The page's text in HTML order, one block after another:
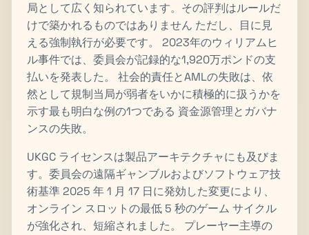
局として広く知られています。その評判はルールだ
けで築かれるものではありません ただし、目に見
える強制執行が必要です。 2023年のウィリアムヒ
ル事件では、委員会が記録的な1,920万ポンドの支
払いを発表した。 社会的責任とAMLの失敗は、依
然として規制当局が弱者をいかに積極的に扱うかを
示す最も明白な例の1つである 資金源管理とガバナ
ンスの失敗。
UKGC ライセンスは製品アーキテクチャにも及びま
す。委員会の遠隔ギャンブルおよびソフトウェア技
術基準 2025 年 1 月 17 日に発効した変更により、
オンライン スロットの最低 5 秒のゲーム サイクル
が強化され、短縮されました。 プレーヤー主導の